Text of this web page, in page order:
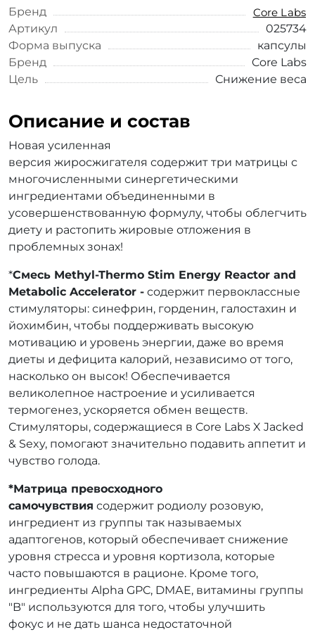
Бренд
Core Labs
Артикул
025734
Форма выпуска
капсулы
Бренд
Core Labs
Цель
Снижение веса
Описание и состав
Новая усиленная
версия жиросжигателя содержит три матрицы с
многочисленными синергетическими
ингредиентами объединенными в
усовершенствованную формулу, чтобы облегчить
диету и растопить жировые отложения в
проблемных зонах!
*Смесь Methyl-Thermo Stim Energy Reactor and
Metabolic Accelerator - содержит первоклассные
стимуляторы: синефрин, горденин, галостахин и
йохимбин, чтобы поддерживать высокую
мотивацию и уровень энергии, даже во время
диеты и дефицита калорий, независимо от того,
насколько он высок! Обеспечивается
великолепное настроение и усиливается
термогенез, ускоряется обмен веществ.
Стимуляторы, содержащиеся в Core Labs X Jacked
& Sexy, помогают значительно подавить аппетит и
чувство голода.
*Матрица превосходного
самочувствия содержит родиолу розовую,
ингредиент из группы так называемых
адаптогенов, который обеспечивает снижение
уровня стресса и уровня кортизола, которые
часто повышаются в рационе. Кроме того,
ингредиенты Alpha GPC, DMАЕ, витамины группы
"B" используются для того, чтобы улучшить
фокус и не дать шанса недостаточной